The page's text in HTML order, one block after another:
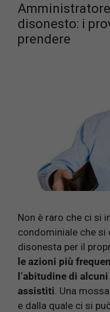
disonesto: i
prendere
Non è raro che ci si
condominiale che si
disonesta per il
le azioni più
l’abitudine di
assistiti . Una
e dalla quale ci si